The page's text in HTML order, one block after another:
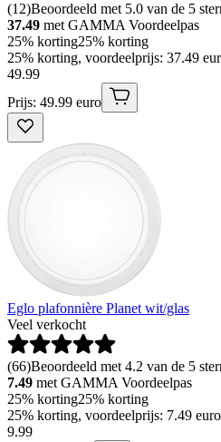
(12)Beoordeeld met 5.0 van de 5
37.49 met GAMMA Voordeelpas
25% korting25% korting
25% korting, voordeelprijs: 37.49
49.99
Prijs: 49.99 euro
Eglo plafonnière Planet wit/glas
Veel verkocht
(66)Beoordeeld met 4.2 van de 5
7.49 met GAMMA Voordeelpas
25% korting25% korting
25% korting, voordeelprijs: 7.49
9.99